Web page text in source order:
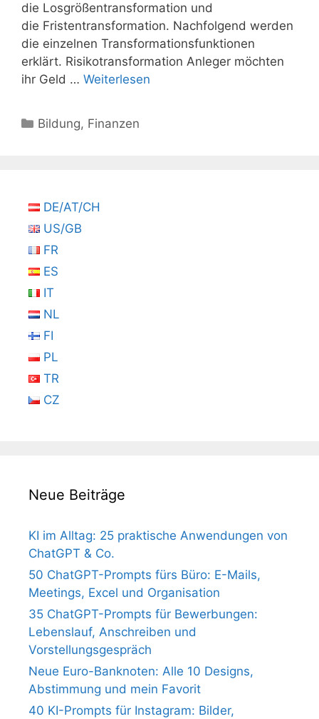
die Losgrößentransformation und
die Fristentransformation. Nachfolgend werden
die einzelnen Transformationsfunktionen
erklärt. Risikotransformation Anleger möchten
ihr Geld … Weiterlesen
Kategorien
Bildung, Finanzen
DE/AT/CH
US/GB
FR
ES
IT
NL
FI
PL
TR
CZ
Neue Beiträge
KI im Alltag: 25 praktische Anwendungen von
ChatGPT & Co.
50 ChatGPT-Prompts fürs Büro: E-Mails,
Meetings, Excel und Organisation
35 ChatGPT-Prompts für Bewerbungen:
Lebenslauf, Anschreiben und
Vorstellungsgespräch
Neue Euro-Banknoten: Alle 10 Designs,
Abstimmung und mein Favorit
40 KI-Prompts für Instagram: Bilder,